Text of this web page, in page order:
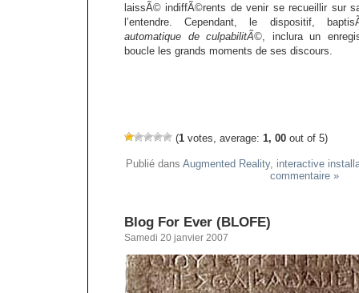
laissÃ© indiffÃ©rents de venir se recueillir sur
l’entendre. Cependant, le dispositif,
automatique de culpabilitÃ©, inclura un
boucle les grands moments de ses discours.
(1 votes, average: 1, 00 out of 5)
Publié dans Augmented Reality, interactive
commentaire »
Blog For Ever (BLOFE)
Samedi 20 janvier 2007